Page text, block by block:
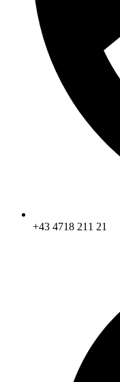
+43 4718 211 21